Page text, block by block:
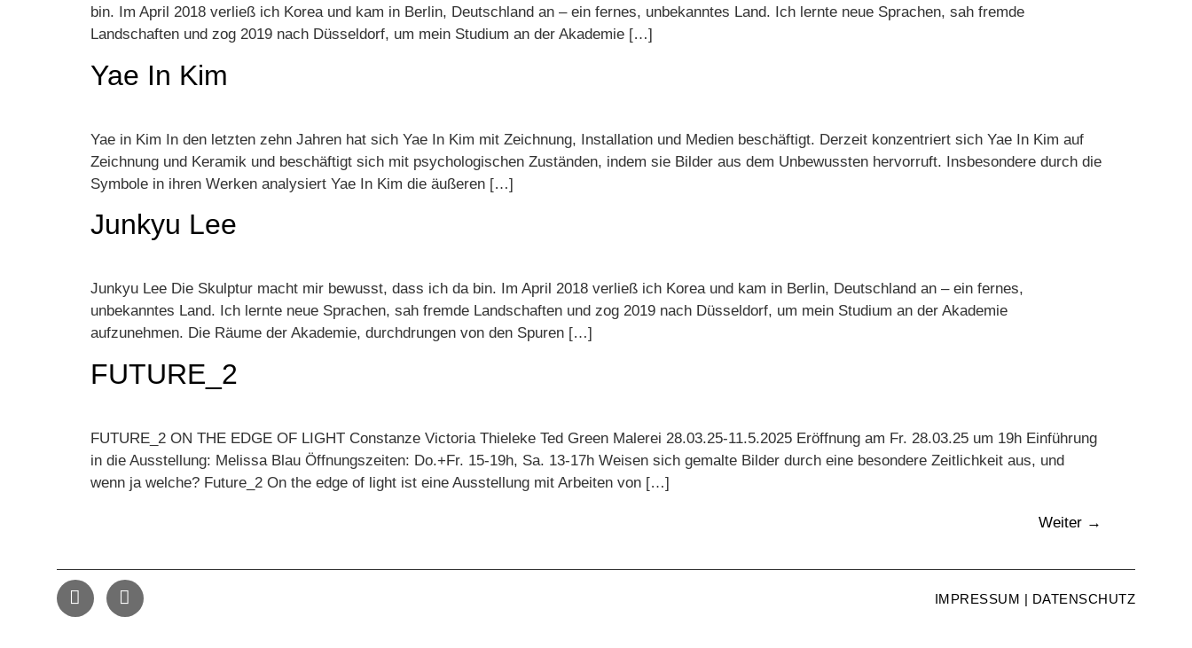
bin. Im April 2018 verließ ich Korea und kam in Berlin, Deutschland an – ein fernes, unbekanntes Land. Ich lernte neue Sprachen, sah fremde
Landschaften und zog 2019 nach Düsseldorf, um mein Studium an der Akademie […]
Yae In Kim
Yae in Kim In den letzten zehn Jahren hat sich Yae In Kim mit Zeichnung, Installation und Medien beschäftigt. Derzeit konzentriert sich Yae In Kim auf
Zeichnung und Keramik und beschäftigt sich mit psychologischen Zuständen, indem sie Bilder aus dem Unbewussten hervorruft. Insbesondere durch die
Symbole in ihren Werken analysiert Yae In Kim die äußeren […]
Junkyu Lee
Junkyu Lee Die Skulptur macht mir bewusst, dass ich da bin. Im April 2018 verließ ich Korea und kam in Berlin, Deutschland an – ein fernes,
unbekanntes Land. Ich lernte neue Sprachen, sah fremde Landschaften und zog 2019 nach Düsseldorf, um mein Studium an der Akademie
aufzunehmen. Die Räume der Akademie, durchdrungen von den Spuren […]
FUTURE_2
FUTURE_2 ON THE EDGE OF LIGHT Constanze Victoria Thieleke Ted Green Malerei 28.03.25-11.5.2025 Eröffnung am Fr. 28.03.25 um 19h Einführung
in die Ausstellung: Melissa Blau Öffnungszeiten: Do.+Fr. 15-19h, Sa. 13-17h Weisen sich gemalte Bilder durch eine besondere Zeitlichkeit aus, und
wenn ja welche? Future_2 On the edge of light ist eine Ausstellung mit Arbeiten von […]
Weiter →
IMPRESSUM | DATENSCHUTZ